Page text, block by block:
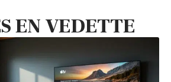
EN VEDETTE